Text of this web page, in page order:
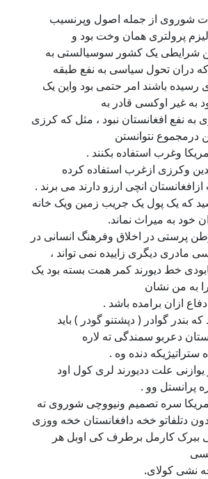
شوروی از جمله اصول وپرنسیب
پرولتری همان وخت بود و
شرایطی یک کشور سوسیالستی به
دران تحول سیاسی به نفع طبقه
رسیده باشند امر حتمی بود واین یک
به غیر اوکسی قادر به
به نفع افغانستان نبود ، مثل که کرزی
درمجموع نتوانستن
وغرب استفاده بکنند .
وکرزی ازغرب استفاده کرده
انچی ارزو دارند می برند .
که یک پول یک جریب زمین ویک خانه
خود به میراث نماند.
پرستی در اخلاق وفرهنگ انسانی در
مادری دیگری زاییده نمی تواند ،
خط دیورند کمر همت بسته بود یک
به من نشان
ازان برامده باشد .
که بندر گوادر ( دپشتنو گودر ) باید
دعربو سمندگی ته لاره
ستراتیژیکه دنده وه .
یوازنی علت ددیورند لری کول اود
پرانستل وو .
سره تصمیم ونیووچی شوروی ته
دتلفاتو خخه دافغانستان خخه ووزی
ببرک کارمل برطرف کی اوبل هر
نشی کولای.